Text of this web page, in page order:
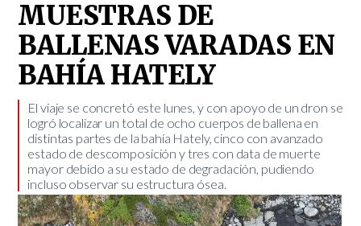
MUESTRAS DE
BALLENAS VARADAS EN
BAHÍA HATELY
El viaje se concretó este lunes, y con apoyo de un dron se
logró localizar un total de ocho cuerpos de ballena en
distintas partes de la bahía Hately, cinco con avanzado
estado de descomposición y tres con data de muerte
mayor debido a su estado de degradación, pudiendo
incluso observar su estructura ósea.